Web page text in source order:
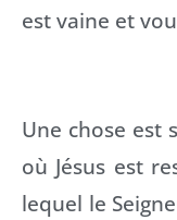
est vaine et
Une chose est
où Jésus est
lequel le